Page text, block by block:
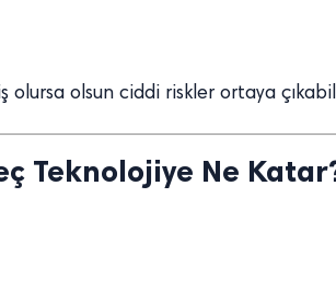
olursa olsun ciddi riskler ortaya
Teknolojiye Ne